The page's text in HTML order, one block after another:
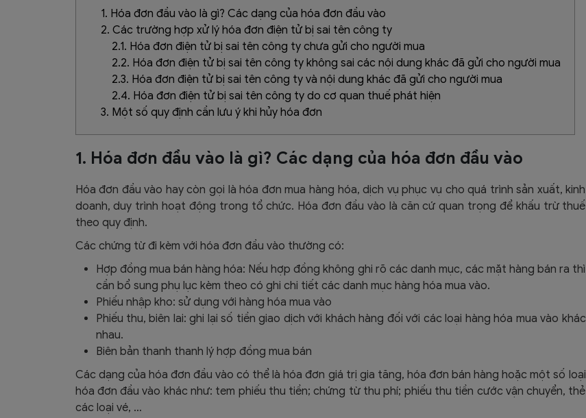
1. Hóa đơn đầu vào là gì? Các dạng của hóa đơn đầu vào
2. Các trường hợp xử lý hóa đơn điện tử bị sai tên công ty
2.1. Hóa đơn điện tử bị sai tên công ty chưa gửi cho người mua
2.2. Hóa đơn điện tử bị sai tên công ty không sai các nội dung khác đã gửi cho người mua
2.3. Hóa đơn điện tử bị sai tên công ty và nội dung khác đã gửi cho người mua
2.4. Hóa đơn điện tử bị sai tên công ty do cơ quan thuế phát hiện
3. Một số quy định cần lưu ý khi hủy hóa đơn
1. Hóa đơn đầu vào là gì? Các dạng của hóa đơn đầu vào
Hóa đơn đầu vào hay còn gọi là hóa đơn mua hàng hóa, dịch vụ phục vụ cho quá trình sản xuất, kinh
doanh, duy trình hoạt động trong tổ chức. Hóa đơn đầu vào là căn cứ quan trọng để khấu trừ thuế
theo quy định.
Các chứng từ đi kèm với hóa đơn đầu vào thường có:
Hợp đồng mua bán hàng hóa: Nếu hợp đồng không ghi rõ các danh mục, các mặt hàng bán ra thì
cần bổ sung phụ lục kèm theo có ghi chi tiết các danh mục hàng hóa mua vào.
Phiếu nhập kho: sử dụng với hàng hóa mua vào
Phiếu thu, biên lai: ghi lại số tiền giao dịch với khách hàng đối với các loại hàng hóa mua vào khác
nhau.
Biên bản thanh thanh lý hợp đồng mua bán
Các dạng của hóa đơn đầu vào có thể là hóa đơn giá trị gia tăng, hóa đơn bán hàng hoặc một số loại
hóa đơn đầu vào khác như: tem phiếu thu tiền; chứng từ thu phí; phiếu thu tiền cước vận chuyển, thẻ
các loại vé, …